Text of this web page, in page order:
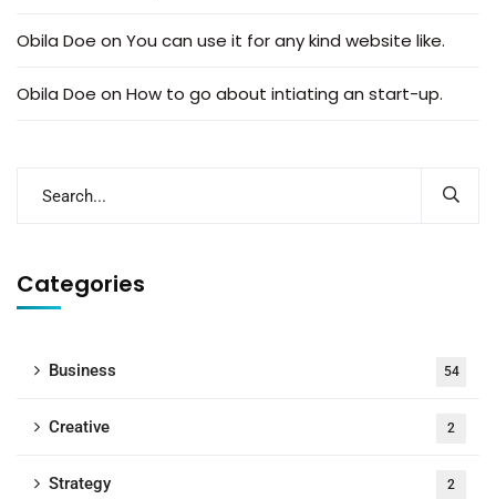
Obila Doe on You can use it for any kind website like.
Obila Doe on How to go about intiating an start-up.
Categories
Business 54
Creative 2
Strategy 2